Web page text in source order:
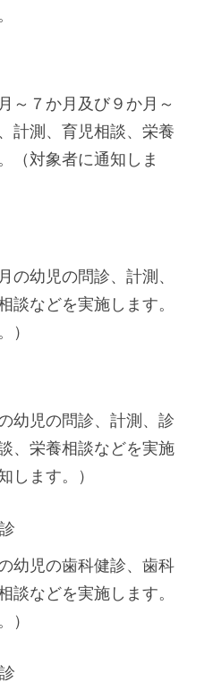
～７か月及び９か月～
計測、育児相談、栄養
（対象者に通知しま
の幼児の問診、計測、
談などを実施します。
）
幼児の問診、計測、診
、栄養相談などを実施
します。）
幼児の歯科健診、歯科
談などを実施します。
）